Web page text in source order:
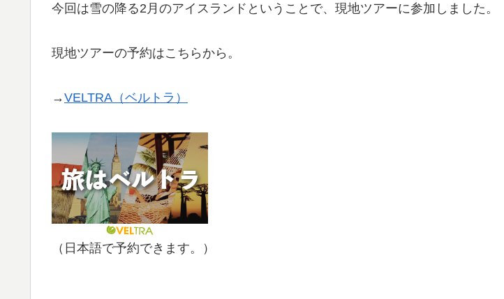
今回は雪の降る2月のアイスランドということで、現地ツアーに参加しました。
現地ツアーの予約はこちらから。
→VELTRA（ベルトラ）
（日本語で予約できます。）